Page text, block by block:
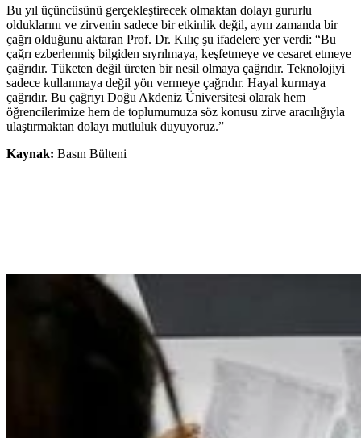
Bu yıl üçüncüsünü gerçekleştirecek olmaktan dolayı gururlu
olduklarını ve zirvenin sadece bir etkinlik değil, aynı zamanda bir
çağrı olduğunu aktaran Prof. Dr. Kılıç şu ifadelere yer verdi: “Bu
çağrı ezberlenmiş bilgiden sıyrılmaya, keşfetmeye ve cesaret etmeye
çağrıdır. Tüketen değil üreten bir nesil olmaya çağrıdır. Teknolojiyi
sadece kullanmaya değil yön vermeye çağrıdır. Hayal kurmaya
çağrıdır. Bu çağrıyı Doğu Akdeniz Üniversitesi olarak hem
öğrencilerimize hem de toplumumuza söz konusu zirve aracılığıyla
ulaştırmaktan dolayı mutluluk duyuyoruz.”
Kaynak: Basın Bülteni